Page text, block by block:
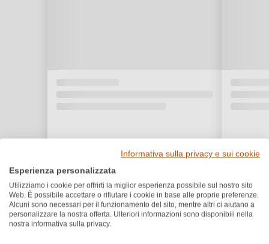
Informativa sulla privacy e sui cookie
Esperienza personalizzata
Utilizziamo i cookie per offrirti la miglior esperienza possibile sul nostro sito
Web. È possibile accettare o rifiutare i cookie in base alle proprie preferenze.
Alcuni sono necessari per il funzionamento del sito, mentre altri ci aiutano a
personalizzare la nostra offerta. Ulteriori informazioni sono disponibili nella
nostra informativa sulla privacy.